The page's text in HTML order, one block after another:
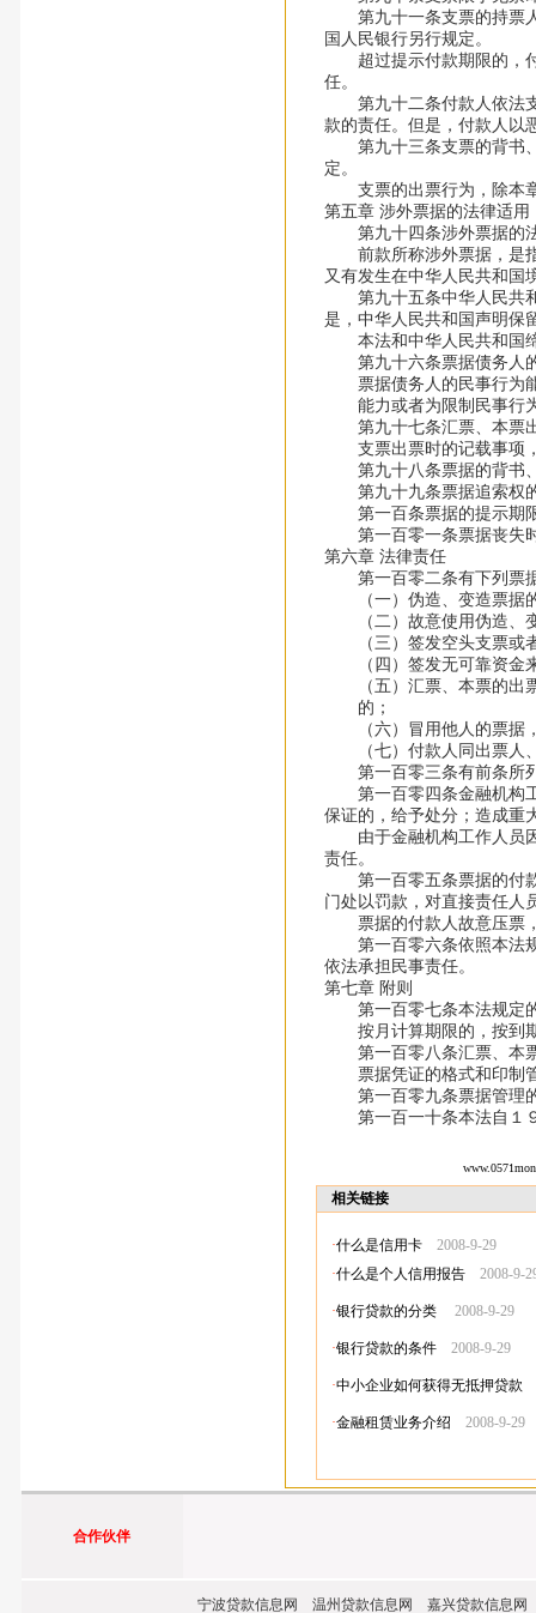
第九十一条支票的持票人
国人民银行另行规定。
超过提示付款期限的，付
任。
第九十二条付款人依法支
款的责任。但是，付款人以
第九十三条支票的背书、
定。
支票的出票行为，除本章
第五章 涉外票据的法律适用
第九十四条涉外票据的法
前款所称涉外票据，是指
又有发生在中华人民共和国
第九十五条中华人民共和
是，中华人民共和国声明保
本法和中华人民共和国缔
第九十六条票据债务人的
票据债务人的民事行为能
能力或者为限制民事行为
第九十七条汇票、本票出
支票出票时的记载事项，
第九十八条票据的背书、
第九十九条票据追索权的
第一百条票据的提示期限
第一百零一条票据丧失时
第六章 法律责任
第一百零二条有下列票据
（一）伪造、变造票据
（二）故意使用伪造、
（三）签发空头支票或者
（四）签发无可靠资金来
（五）汇票、本票的出票
的；
（六）冒用他人的票据，
（七）付款人同出票人、
第一百零三条有前条所列
第一百零四条金融机构工
保证的，给予处分；造成重
由于金融机构工作人员因
责任。
第一百零五条票据的付款
门处以罚款，对直接责任人
票据的付款人故意压票，
第一百零六条依照本法规
依法承担民事责任。
第七章 附则
第一百零七条本法规定的
按月计算期限的，按到期
第一百零八条汇票、本
票据凭证的格式和印制管
第一百零九条票据管理的
第一百一十条本法自１
相关链接
·什么是信用卡
2008-9-29
·什么是个人信用报告 2008-9-
·银行贷款的分类 2008-9-29
·银行贷款的条件 2008-9-29
·中小企业如何获得无抵押贷款
·金融租赁业务介绍 2008-9-29
合作伙伴
宁波贷款信息网 温州贷款信息网 嘉兴贷款信息